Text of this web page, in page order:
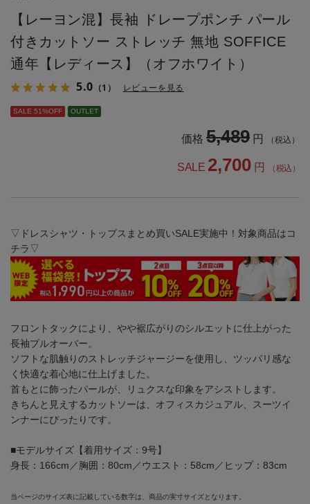
【レーヨン混】長袖 ドレープポンチ パール
付きカットソー ストレッチ 無地 SOFFICE
通年【レディース】（オフホワイト）
5.0 （1） レビューを見る
SALE 51%OFF OUTLET
価格 5,489 円 （税込）
SALE 2,700 円 （税込）
▽ドレスシャツ・トップスまとめ買いSALE実施中！対象商品はコ
チラ▽
フロントタックにより、やや裾広がりのシルエットに仕上がった
長袖プルオーバー。
ソフトな肌触りのストレッチジャージーを使用し、ツッパリ感な
く快適な着心地に仕上げました。
首もとに飾ったパールが、リュクスな印象をアシストします。
きちんと見えするカットソーは、オフィスカジュアル、スーツイ
ンナーにぴったりです。
■モデルサイズ【着用サイズ：9号】
身長：166cm／胸囲：80cm／ウエスト：58cm／ヒップ：83cm
当ページのサイズ表に記載している数字は、商品の実寸サイズとなります。